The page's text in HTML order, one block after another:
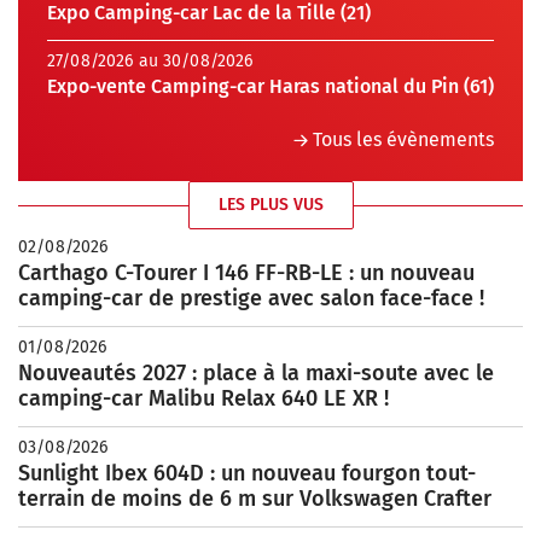
Expo Camping-car Lac de la Tille (21)
27/08/2026 au 30/08/2026
Expo-vente Camping-car Haras national du Pin (61)
Tous les évènements
LES PLUS VUS
02/08/2026
Carthago C-Tourer I 146 FF-RB-LE : un nouveau
camping-car de prestige avec salon face-face !
01/08/2026
Nouveautés 2027 : place à la maxi-soute avec le
camping-car Malibu Relax 640 LE XR !
03/08/2026
Sunlight Ibex 604D : un nouveau fourgon tout-
terrain de moins de 6 m sur Volkswagen Crafter